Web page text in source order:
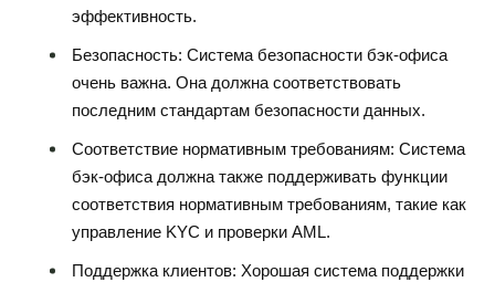
эффективность.
Безопасность: Система безопасности бэк-офиса
очень важна. Она должна соответствовать
последним стандартам безопасности данных.
Соответствие нормативным требованиям: Система
бэк-офиса должна также поддерживать функции
соответствия нормативным требованиям, такие как
управление KYC и проверки AML.
Поддержка клиентов: Хорошая система поддержки